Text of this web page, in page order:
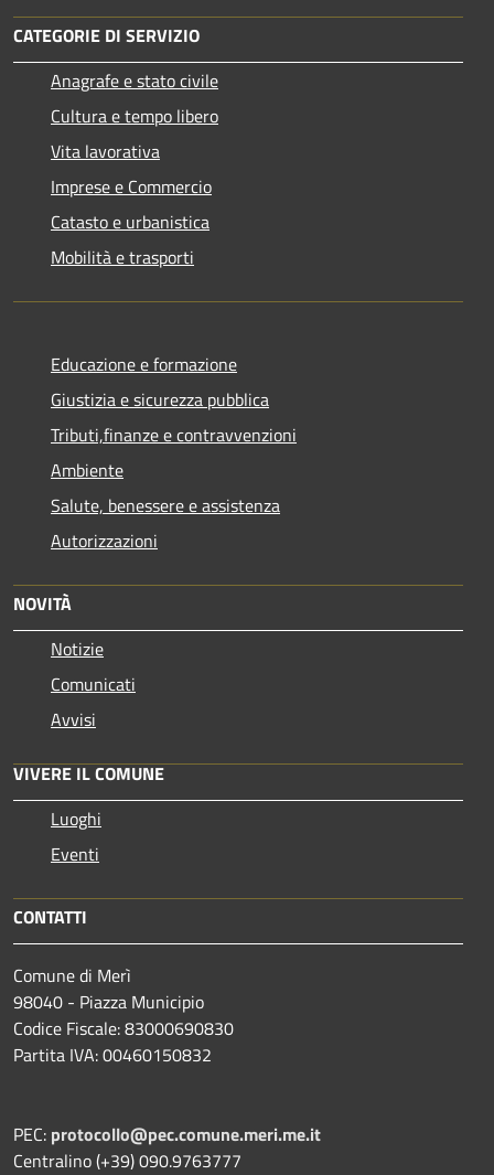
CATEGORIE DI SERVIZIO
Anagrafe e stato civile
Cultura e tempo libero
Vita lavorativa
Imprese e Commercio
Catasto e urbanistica
Mobilità e trasporti
Educazione e formazione
Giustizia e sicurezza pubblica
Tributi,finanze e contravvenzioni
Ambiente
Salute, benessere e assistenza
Autorizzazioni
NOVITÀ
Notizie
Comunicati
Avvisi
VIVERE IL COMUNE
Luoghi
Eventi
CONTATTI
Comune di Merì
98040 - Piazza Municipio
Codice Fiscale: 83000690830
Partita IVA: 00460150832
PEC: protocollo@pec.comune.meri.me.it
Centralino (+39) 090.9763777